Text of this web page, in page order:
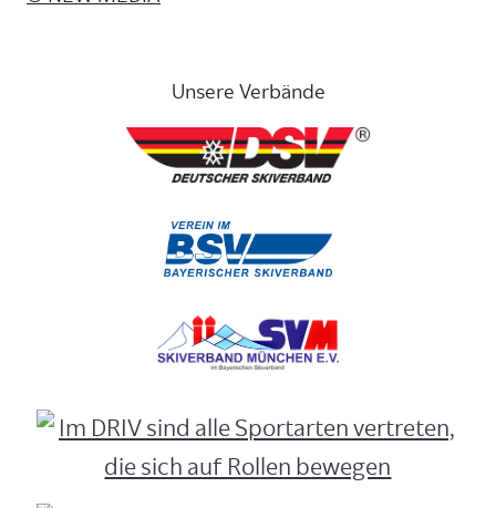
Unsere Verbände